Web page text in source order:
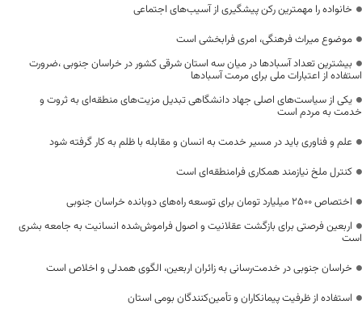
خانواده را مهمترین رکن پیشگیری از آسیب‌های اجتماعی
موضوع میراث فرهنگی، امری فرابخشی است
بیشترین تعداد آسبادها در میان سه استان شرقی کشور در خراسان جنوبی ،ضرورت
استفاده از اعتبارات ملی برای مرمت آسبادها
یکی از سیاست‌های اصلی جهاد دانشگاهی تبدیل مزیت‌های منطقه‌ای به ثروت و
خدمت به مردم است
علم و فناوری باید در مسیر خدمت به انسان و مقابله با ظلم به کار گرفته شود
کنترل ملخ نیازمند همکاری فرامنطقه‌ای است
اختصاص 2500 میلیارد تومان برای توسعه راه‌های دوبانده خراسان جنوبی
اربعین فرصتی برای بازگشت عقلانیت و اصول فراموش‌شده انسانیت به جامعه بشری
است
خراسان جنوبی در خدمت‌رسانی به زائران اربعین، الگوی همدلی و اخلاص است
استفاده از ظرفیت پیمانکاران و تأمین‌کنندگان بومی استان